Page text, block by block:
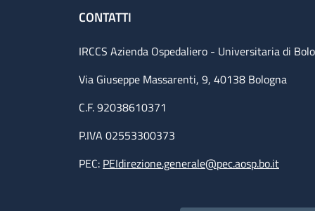
CONTATTI
IRCCS Azienda Ospedaliero - Universitaria di
Via Giuseppe Massarenti, 9, 40138 Bologna
C.F. 92038610371
P.IVA 02553300373
PEC: PEIdirezione.generale@pec.aosp.bo.it